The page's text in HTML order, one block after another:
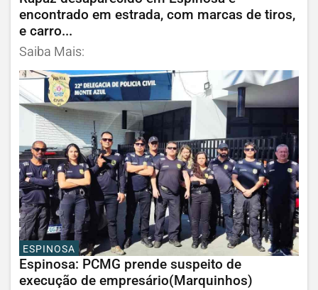
encontrado em estrada, com marcas de tiros,
e carro...
Saiba Mais:
ESPINOSA
Espinosa: PCMG prende suspeito de
execução de empresário(Marquinhos)